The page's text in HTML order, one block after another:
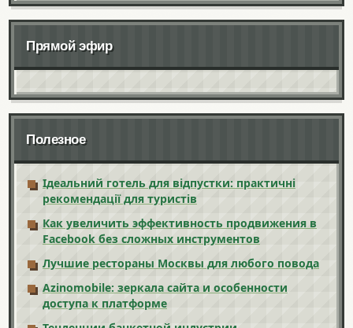
Прямой эфир
Полезное
Ідеальний готель для відпустки: практичні
рекомендації для туристів
Как увеличить эффективность продвижения в
Facebook без сложных инструментов
Лучшие рестораны Москвы для любого повода
Azinomobile: зеркала сайта и особенности
доступа к платформе